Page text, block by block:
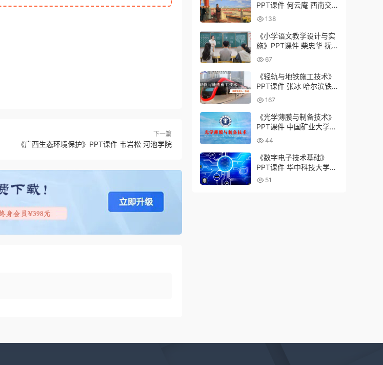
下一篇
《广西生态环境保护》PPT课件 韦岩松 河池学院
PPT课件 何云庵 西南交
通大学
138
《小学语文教学设计与实
施》PPT课件 柴忠华 抚
州幼儿师范高等专科学校
67
《轻轨与地铁施工技术》
PPT课件 张冰 哈尔滨铁
道职业技术学院
167
《光学薄膜与制备技术》
PPT课件 中国矿业大学
王月花
44
《数字电子技术基础》
PPT课件 华中科技大学
罗杰
51